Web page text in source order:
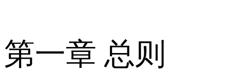
第一章 总则